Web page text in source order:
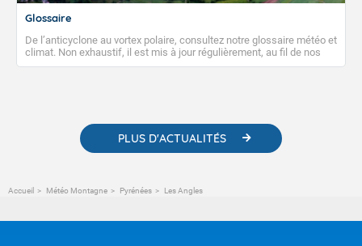
Glossaire
De l’anticyclone au vortex polaire, consultez notre glossaire météo et
climat. Non exhaustif, il est mis à jour régulièrement, au fil de nos
publications. Vous y trouverez également des liens utiles vers nos
PLUS D'ACTUALITÉS
Accueil Météo Montagne Pyrénées Les Angles